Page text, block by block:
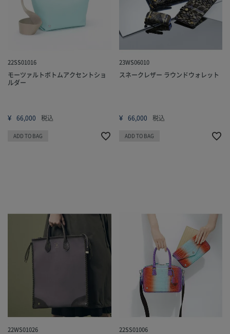
22SS01016
モーツァルトボトムアクセントショ
ルダー
¥ 66,000 税込
ADD TO BAG
23WS06010
スネークレザー ラウンドウォレット
¥ 66,000 税込
ADD TO BAG
22WS01026 22SS01006